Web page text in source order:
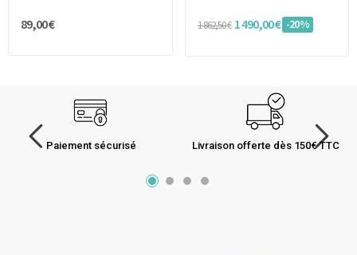
89,00 € 1 862,50 € 1 490,00 € -20%
Paiement sécurisé Livraison offerte dès 150€ TTC